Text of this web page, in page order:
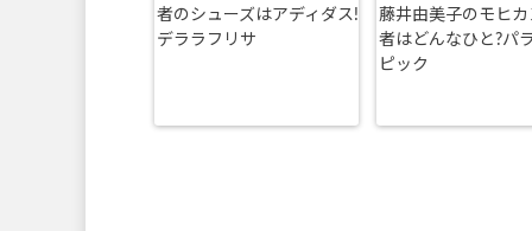
者のシューズはアディダス!
デララフリサ
藤井由美子のモヒ
者はどんなひと?パ
ピック